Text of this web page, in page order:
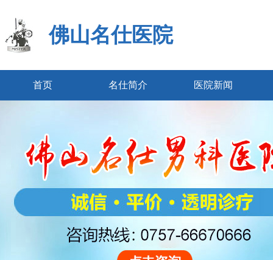
佛山名仕医院
首页 名仕简介 医院新闻